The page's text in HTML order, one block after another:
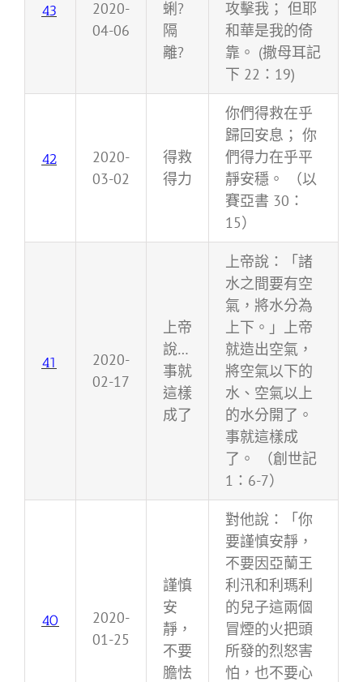
43
2020-
04-06
蜊?
隔
離?
攻擊我； 但耶
和華是我的倚
靠。 (撒母耳記
下 22：19)
42
2020-
03-02
得救
得力
你們得救在乎
歸回安息； 你
們得力在乎平
靜安穩。 （以
賽亞書 30：
15）
41
2020-
02-17
上帝
說…
事就
這樣
成了
上帝說：「諸
水之間要有空
氣，將水分為
上下。」上帝
就造出空氣，
將空氣以下的
水、空氣以上
的水分開了。
事就這樣成
了。 （創世記
1：6-7）
40
2020-
01-25
謹慎
安
靜，
不要
膽怯
對他說：「你
要謹慎安靜，
不要因亞蘭王
利汛和利瑪利
的兒子這兩個
冒煙的火把頭
所發的烈怒害
怕，也不要心